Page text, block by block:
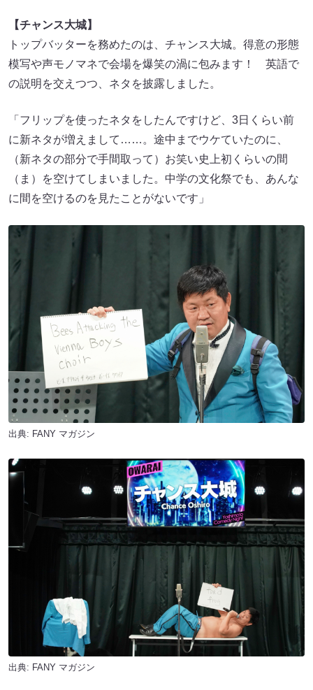
【チャンス大城】
トップバッターを務めたのは、チャンス大城。得意の形態
模写や声モノマネで会場を爆笑の渦に包みます！ 英語で
の説明を交えつつ、ネタを披露しました。
「フリップを使ったネタをしたんですけど、3日くらい前
に新ネタが増えまして……。途中までウケていたのに、
（新ネタの部分で手間取って）お笑い史上初くらいの間
（ま）を空けてしまいました。中学の文化祭でも、あんな
に間を空けるのを見たことがないです」
出典: FANY マガジン
出典: FANY マガジン